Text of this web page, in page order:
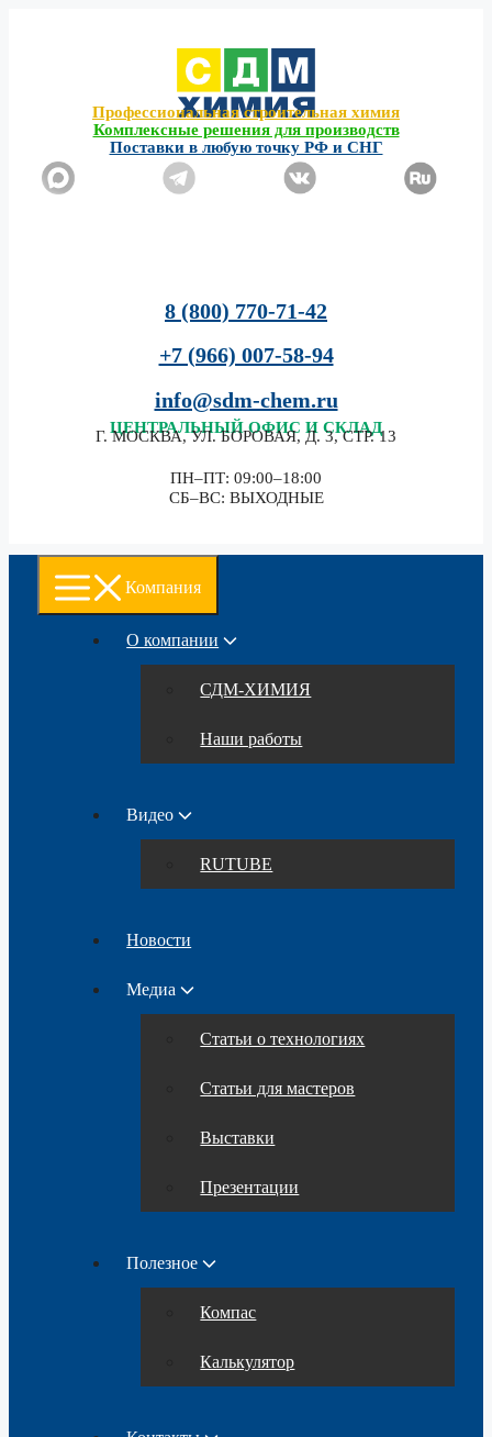
Профессиональная строительная химия
Комплексные решения для производств
Поставки в любую точку РФ и СНГ
8 (800) 770-71-42
+7 (966) 007-58-94
info@sdm-chem.ru
ЦЕНТРАЛЬНЫЙ ОФИС И СКЛАД
Г. МОСКВА, УЛ. БОРОВАЯ, Д. 3, СТР. 13
ПН–ПТ: 09:00–18:00
СБ–ВС: ВЫХОДНЫЕ
Компания
О компании
СДМ-ХИМИЯ
Наши работы
Видео
RUTUBE
Новости
Медиа
Статьи о технологиях
Статьи для мастеров
Выставки
Презентации
Полезное
Компас
Калькулятор